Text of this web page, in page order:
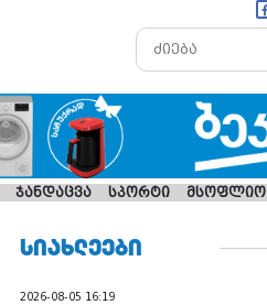
ჯანდაცვა სპორტი მსოფლიო
ᲡᲘᲐᲮᲚᲔᲔᲑᲘ
2026-08-05 16:19